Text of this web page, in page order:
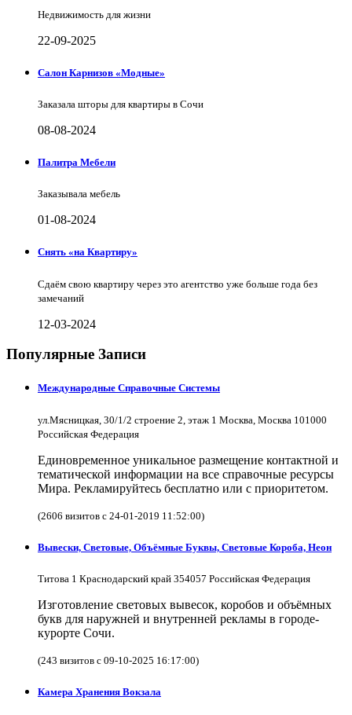
Недвижимость для жизни
22-09-2025
Салон Карнизов «Модные»
Заказала шторы для квартиры в Сочи
08-08-2024
Палитра Мебели
Заказывала мебель
01-08-2024
Снять «на Квартиру»
Сдаём свою квартиру через это агентство уже больше года без
замечаний
12-03-2024
Популярные Записи
Международные Справочные Системы
ул.Мясницкая, 30/1/2 строение 2, этаж 1 Москва, Москва 101000
Российская Федерация
Единовременное уникальное размещение контактной и
тематической информации на все справочные ресурсы
Мира. Рекламируйтесь бесплатно или с приоритетом.
(2606 визитов с 24-01-2019 11:52:00)
Вывески, Световые, Объёмные Буквы, Световые Короба, Неон
Титова 1 Краснодарский край 354057 Российская Федерация
Изготовление световых вывесок, коробов и объёмных
букв для наружней и внутренней рекламы в городе-
курорте Сочи.
(243 визитов с 09-10-2025 16:17:00)
Камера Хранения Вокзала